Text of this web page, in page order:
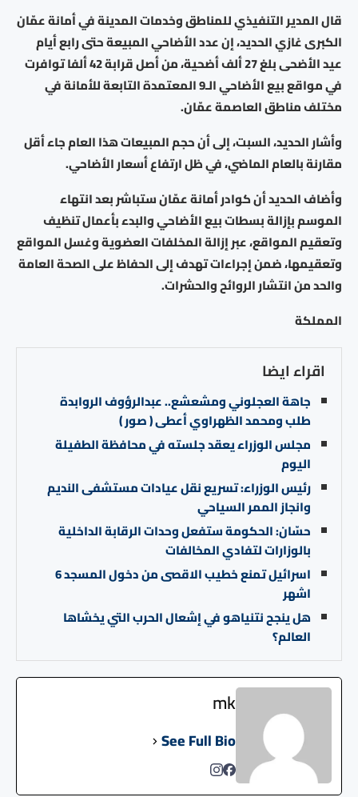
قال المدير التنفيذي للمناطق وخدمات المدينة في أمانة عمّان
الكبرى غازي الحديد، إن عدد الأضاحي المبيعة حتى رابع أيام
عيد الأضحى بلغ 27 ألف أضحية، من أصل قرابة 42 ألفا توافرت
في مواقع بيع الأضاحي الـ9 المعتمدة التابعة للأمانة في
مختلف مناطق العاصمة عمّان.
وأشار الحديد، السبت، إلى أن حجم المبيعات هذا العام جاء أقل
مقارنة بالعام الماضي، في ظل ارتفاع أسعار الأضاحي.
وأضاف الحديد أن كوادر أمانة عمّان ستباشر بعد انتهاء
الموسم بإزالة بسطات بيع الأضاحي والبدء بأعمال تنظيف
وتعقيم المواقع، عبر إزالة المخلفات العضوية وغسل المواقع
وتعقيمها، ضمن إجراءات تهدف إلى الحفاظ على الصحة العامة
والحد من انتشار الروائح والحشرات.
المملكة
اقراء ايضا
جاهة العجلوني ومشعشع.. عبدالرؤوف الروابدة
طلب ومحمد الظهراوي أعطى ( صور )
مجلس الوزراء يعقد جلسته في محافظة الطفيلة
اليوم
رئيس الوزراء: تسريع نقل عيادات مستشفى النديم
وانجاز الممر السياحي
حسّان: الحكومة ستفعل وحدات الرقابة الداخلية
بالوزارات لتفادي المخالفات
اسرائيل تمنع خطيب الاقصى من دخول المسجد 6
اشهر
هل ينجح نتنياهو في إشعال الحرب التي يخشاها
العالم؟
mk
See Full Bio